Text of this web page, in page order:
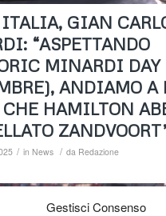
Gestisci Consenso
ITALIA, GIAN
“ASPETTANDO
MINARDI DAY
ANDIAMO A
CHE HAMILTON
/ in News / da Redazione